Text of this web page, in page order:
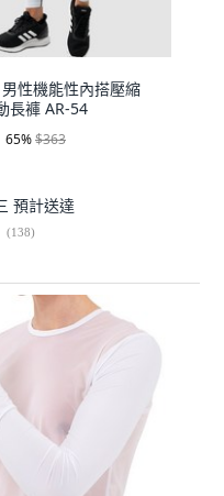
男性機能性內搭壓縮
長褲 AR-54
65%$363
預計送達
(138)